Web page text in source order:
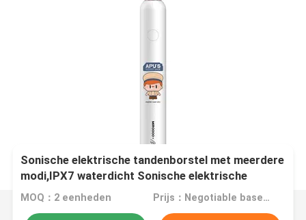
Sonische elektrische tandenborstel met meerdere
modi,IPX7 waterdicht Sonische elektrische
tandenborstel met slimme timer
MOQ：2 eenheden Prijs：Negotiable based on order lot quantity